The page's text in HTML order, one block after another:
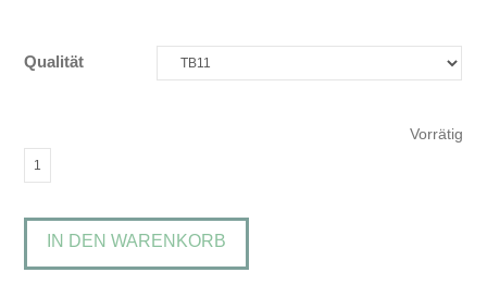
Qualität
Vorrätig
Pennisetum
'Hameln'Niedriges
Lampenputzergras
Menge
IN DEN WARENKORB